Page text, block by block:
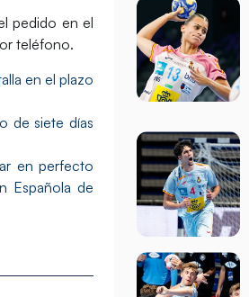
pedido en el
teléfono.
en el plazo
de siete días
en perfecto
Española de